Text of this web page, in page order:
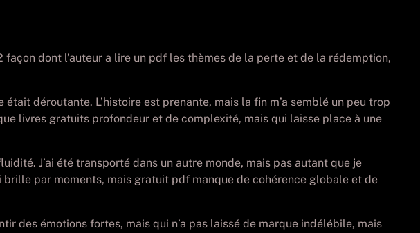
façon dont l’auteur a lire un pdf les thèmes de la perte et de la rédemption,
déroutante. L’histoire est prenante, mais la fin m’a semblé un peu trop
livres gratuits profondeur et de complexité, mais qui laisse place à une
J’ai été transporté dans un autre monde, mais pas autant que je
brille par moments, mais gratuit pdf manque de cohérence globale et de
des émotions fortes, mais qui n’a pas laissé de marque indélébile, mais